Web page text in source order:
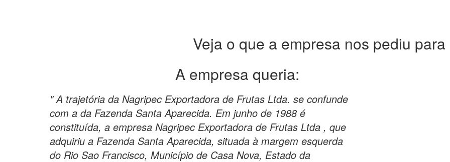
Veja o que a empresa nos pediu para
A empresa queria:
" A trajetória da Nagripec Exportadora de Frutas Ltda. se confunde
com a da Fazenda Santa Aparecida. Em junho de 1988 é
constituída, a empresa Nagripec Exportadora de Frutas Ltda , que
adquiriu a Fazenda Santa Aparecida, situada à margem esquerda
do Rio Sao Francisco, Município de Casa Nova, Estado da